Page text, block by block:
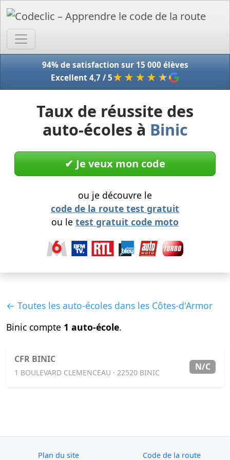
94% de satisfaction sur 15 000 élèves
Excellent 4,7 / 5★★★★ ★
Taux de réussite des
auto-écoles à Binic
✔︎ Je veux mon code
ou je découvre le
code de la route test gratuit
ou le test gratuit code moto
← Toutes les auto-écoles dans les Côtes-d'Armor
Binic compte 1 auto-école.
CFR BINIC
1 BOULEVARD CLEMENCEAU · 22520 BINIC
N/C
Plan du site Code de la route